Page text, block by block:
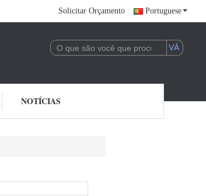
Solicitar Orçamento Portuguese
NOTÍCIAS